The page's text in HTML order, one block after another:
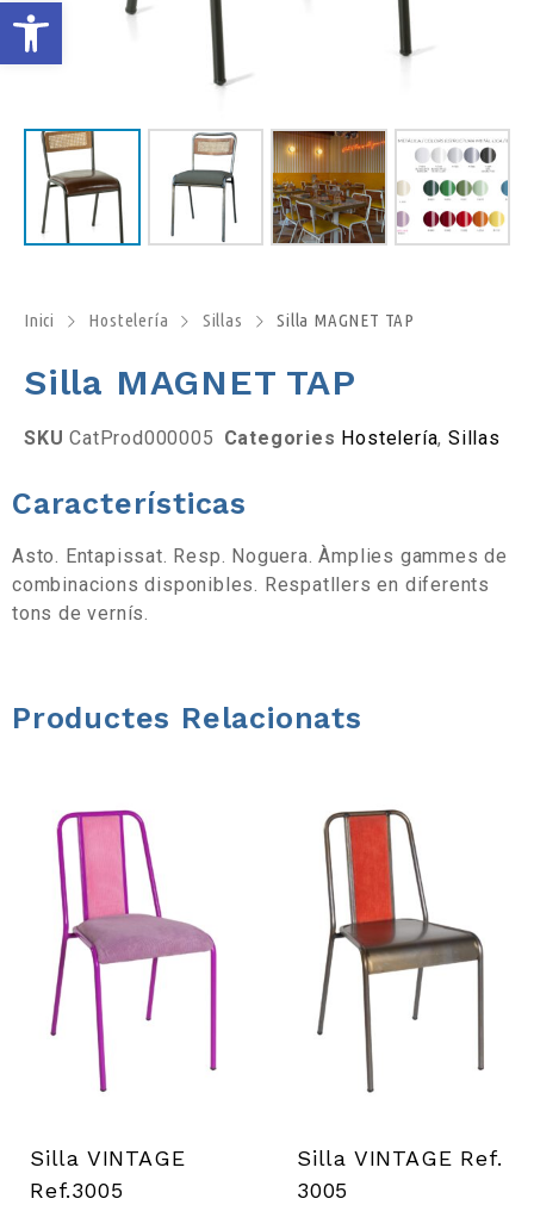
O
a
b
a
r
r
a
'
Inici Hostelería Sillas Silla MAGNET TAP
Silla MAGNET TAP
SKUCatProd000005 Categories Hostelería,Sillas
Características
Asto. Entapissat. Resp. Noguera. Àmplies gammes de
combinacions disponibles. Respatllers en diferents
tons de vernís.
Productes Relacionats
Silla VINTAGE
Ref.3005
Silla VINTAGE Ref.
3005